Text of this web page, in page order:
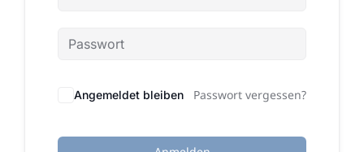
Angemeldet bleiben Passwort vergessen?